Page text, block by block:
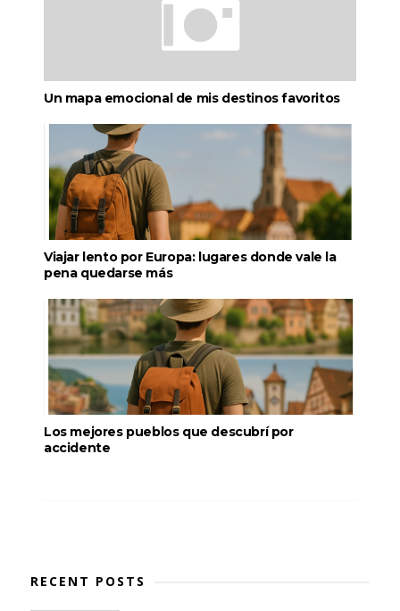
Un mapa emocional de mis destinos favoritos
Viajar lento por Europa: lugares donde vale la
pena quedarse más
Los mejores pueblos que descubrí por
accidente
RECENT POSTS